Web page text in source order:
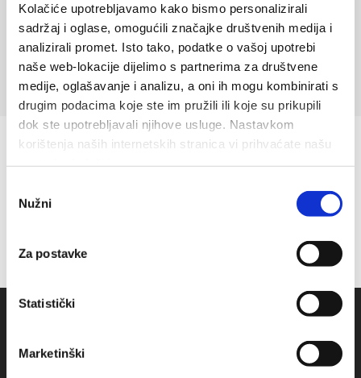
Kolačiće upotrebljavamo kako bismo personalizirali
sadržaj i oglase, omogućili značajke društvenih medija i
analizirali promet. Isto tako, podatke o vašoj upotrebi
naše web-lokacije dijelimo s partnerima za društvene
medije, oglašavanje i analizu, a oni ih mogu kombinirati s
drugim podacima koje ste im pružili ili koje su prikupili
dok ste upotrebljavali njihove usluge. Nastavkom
korištenja naših internetskih stranica vi prihvaćate našu
pristanka
Nužni
Za postavke
Statistički
Marketinški
Dalmatinska marenda u restoranima (327,409 kB)